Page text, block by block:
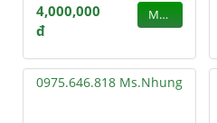
4,000,000
đ
MUA
0975.646.818 Ms.Nhung